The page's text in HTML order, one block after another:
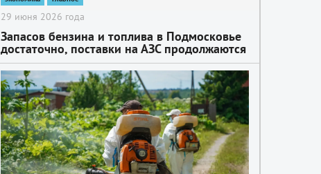
29 июня 2026 года
Запасов бензина и топлива в Подмосковье
достаточно, поставки на АЗС продолжаются
2